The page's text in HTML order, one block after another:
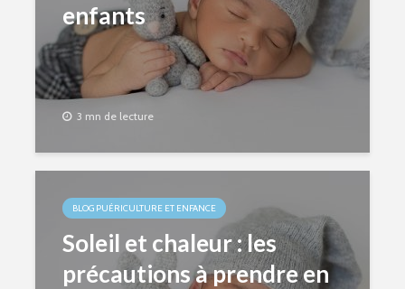
enfants
3 mn de lecture
BLOG PUÉRICULTURE ET ENFANCE
Soleil et chaleur : les
précautions à prendre en